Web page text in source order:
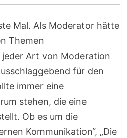
Mal. Als Moderator hätte
Themen
jeder Art von Moderation
für den
immer eine
stehen, die eine
Ob es um die
Kommunikation“, „Die